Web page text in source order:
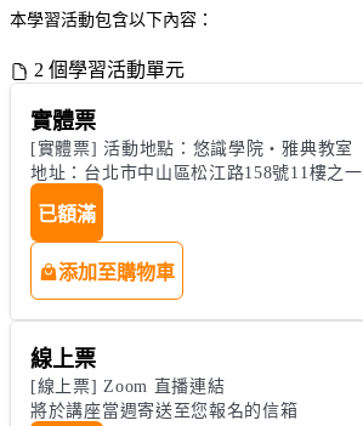
本學習活動包含以下內容：
2 個學習活動單元
實體票
[實體票] 活動地點：悠識學院・雅典教室
地址：台北市中山區松江路158號11樓之一
已額滿
添加至購物車
線上票
[線上票] Zoom 直播連結
將於講座當週寄送至您報名的信箱